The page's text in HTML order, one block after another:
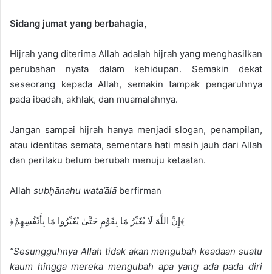
Sidang jumat yang berbahagia,
Hijrah yang diterima Allah adalah hijrah yang menghasilkan
perubahan nyata dalam kehidupan. Semakin dekat
seseorang kepada Allah, semakin tampak pengaruhnya
pada ibadah, akhlak, dan muamalahnya.
Jangan sampai hijrah hanya menjadi slogan, penampilan,
atau identitas semata, sementara hati masih jauh dari Allah
dan perilaku belum berubah menuju ketaatan.
Allah subḥānahu wata’ālā berfirman
﴿إِنَّ اللَّهَ لَا يُغَيِّرُ مَا بِقَوْمٍ حَتَّىٰ يُغَيِّرُوا مَا بِأَنْفُسِهِمْ﴾
“Sesungguhnya Allah tidak akan mengubah keadaan suatu
kaum hingga mereka mengubah apa yang ada pada diri